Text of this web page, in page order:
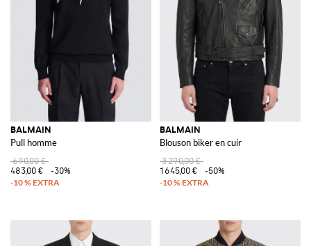
BALMAIN
Pull homme
690,00 €
483,00 €
-30%
BALMAIN
Blouson biker en cuir
3 290,00 €
1 645,00 €
-50%